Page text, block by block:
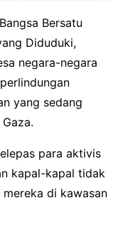
Bersatu
Diduduki,
negara-negara
yang sedang
para aktivis
kapal-kapal tidak
di kawasan